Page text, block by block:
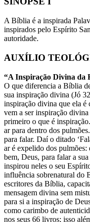
A Bíblia é a inspirada
inspirados pelo Espírito
autoridade.
AUXÍLIO
“A Inspiração Divina da
O que diferencia a Bíblia
sua inspiração divina (Jó
inspiração divina que ela
vem a ser inspiração
primeiro o que é
ar para dentro dos
para falar. Daí o ditado
ar é expelido dos pulmões:
bem, Deus, para falar a
inspirou neles o seu
influência sobrenatural do
escritores da Bíblia,
mensagem divina sem
para si a inspiração de
como carimbo de
nos seus 66 livros; isso